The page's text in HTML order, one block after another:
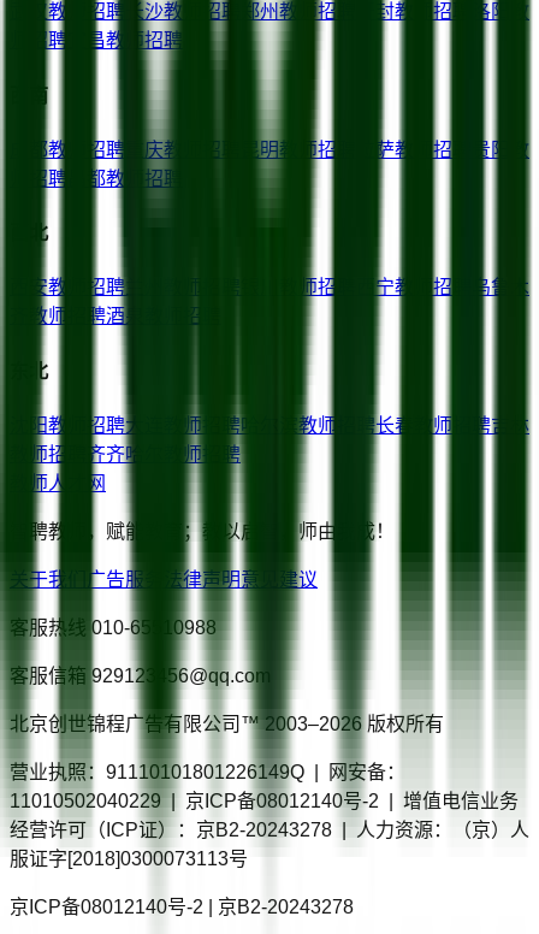
武汉教师招聘 长沙教师招聘 郑州教师招聘 开封教师招聘 洛阳
教
师招聘
宜昌教师招聘
西南
成都教师招聘 重庆教师招聘 昆明教师招聘 拉萨教师招聘 贵阳
教
师招聘
昌都教师招聘
西北
西安教师招聘 教师招聘 西宁教师招聘
乌鲁木
教师招聘酒泉 教师招聘
东北
沈阳教师招聘大连 教师招聘哈尔滨 教师招聘长春 教师招聘吉林
教师招聘
齐齐哈尔
教师招聘
教师人才网
智聘教师，赋能教育；教以启智，师由我成！
关于我们 广告服务 法律声明意见建议
客服热线 010-65510988
客服信箱 929123456@qq.com
北京创世锦程广告有限公司™ 2003–2026 版权所有
营业执照：91110101801226149Q | 网安备：
11010502040229 | 京ICP备08012140号-2 | 增值电信业务
经营许可（ICP证）：京B2-20243278 | 人力资源：（京）人
服证字[2018]0300073113号
京ICP备08012140号-2 | 京B2-20243278